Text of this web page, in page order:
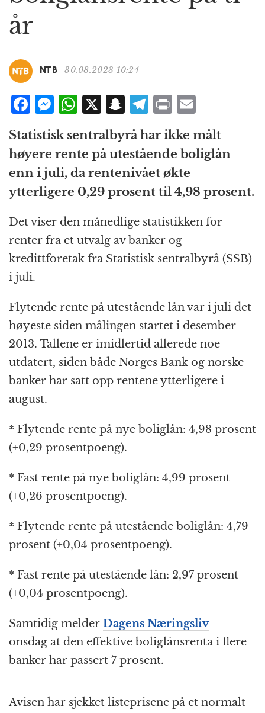
i
år
NTB 30.08.2023 10:24
F
a
c
e
b
o
o
k
M
e
ss
e
n
g
e
r
W
at
s
A
p
p
X S
n
a
p
c
h
at
T
el
e
g
r
a
m
P
ri
n
t
m
ai
l
Statistisk sentralbyrå har ikke målt
høyere rente på utestående boliglån
enn i juli, da rentenivået økte
ytterligere 0,29 prosent til 4,98 prosent.
Det viser den månedlige statistikken for
renter fra et utvalg av banker og
kredittforetak fra Statistisk sentralbyrå (SSB)
i juli.
Flytende rente på utestående lån var i juli det
høyeste siden målingen startet i desember
2013. Tallene er imidlertid allerede noe
utdatert, siden både Norges Bank og norske
banker har satt opp rentene ytterligere i
august.
* Flytende rente på nye boliglån: 4,98 prosent
(+0,29 prosentpoeng).
* Fast rente på nye boliglån: 4,99 prosent
(+0,26 prosentpoeng).
* Flytende rente på utestående boliglån: 4,79
prosent (+0,04 prosentpoeng).
* Fast rente på utestående lån: 2,97 prosent
(+0,04 prosentpoeng).
Samtidig melder Dagens Næringsliv
onsdag at den effektive boliglånsrenta i flere
banker har passert 7 prosent.
Avisen har sjekket listeprisene på et normalt